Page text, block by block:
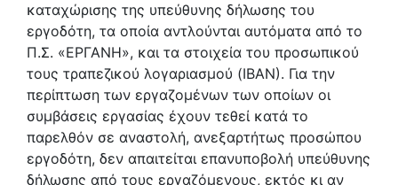
καταχώρισης της υπεύθυνης δήλωσης του
εργοδότη, τα οποία αντλούνται αυτόματα από το
Π.Σ. «ΕΡΓΑΝΗ», και τα στοιχεία του προσωπικού
τους τραπεζικού λογαριασμού (ΙΒΑΝ). Για την
περίπτωση των εργαζομένων των οποίων οι
συμβάσεις εργασίας έχουν τεθεί κατά το
παρελθόν σε αναστολή, ανεξαρτήτως προσώπου
εργοδότη, δεν απαιτείται επανυποβολή υπεύθυνης
δήλωσης από τους εργαζόμενους, εκτός κι αν